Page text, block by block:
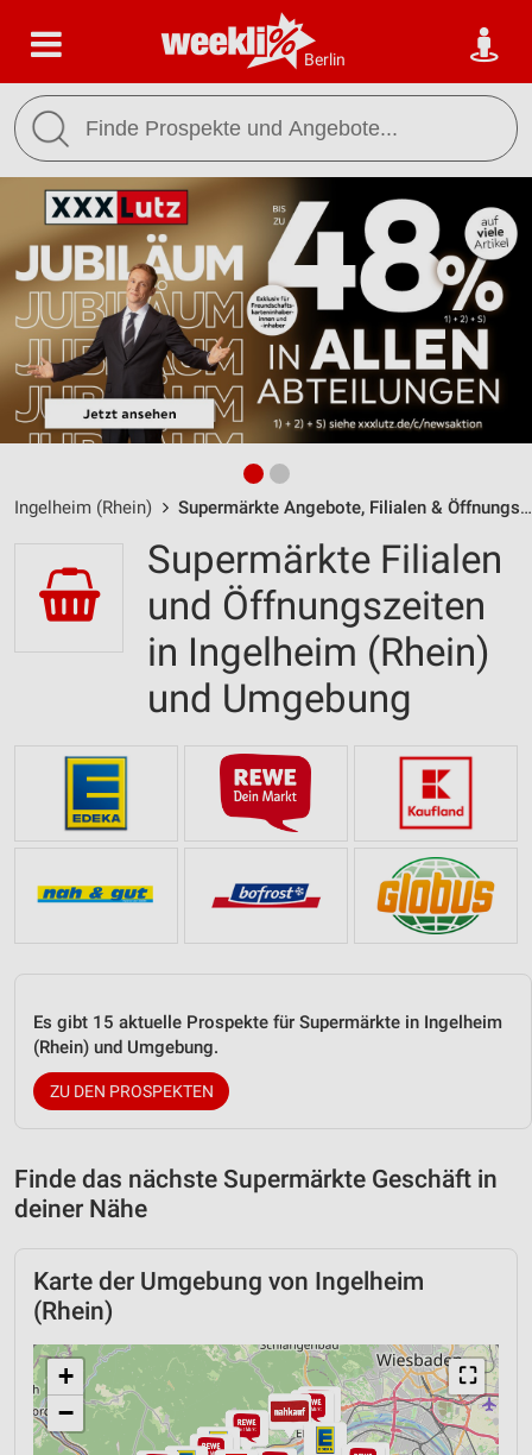
Berlin
Ingelheim (Rhein) Supermärkte Angebote, Filialen & Öffnungszeiten
Supermärkte Filialen
und Öffnungszeiten
in Ingelheim (Rhein)
und Umgebung
Es gibt 15 aktuelle Prospekte für Supermärkte in Ingelheim
(Rhein) und Umgebung.
ZU DEN PROSPEKTEN
Finde das nächste Supermärkte Geschäft in
deiner Nähe
Karte der Umgebung von Ingelheim
(Rhein)
⛶
+
−